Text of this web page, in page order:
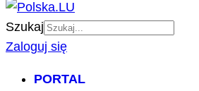
Szukaj
Zaloguj się
PORTAL